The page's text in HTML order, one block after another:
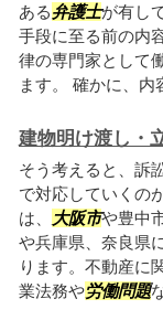
ある弁護士が有し
手段に至る前の内
律の専門家として
ます。 確かに、内
建物明け渡し・
そう考えると、訴
で対応していくの
は、
大阪市や豊中
や兵庫県、奈良県
ります。不動産に
業法務や労働問題